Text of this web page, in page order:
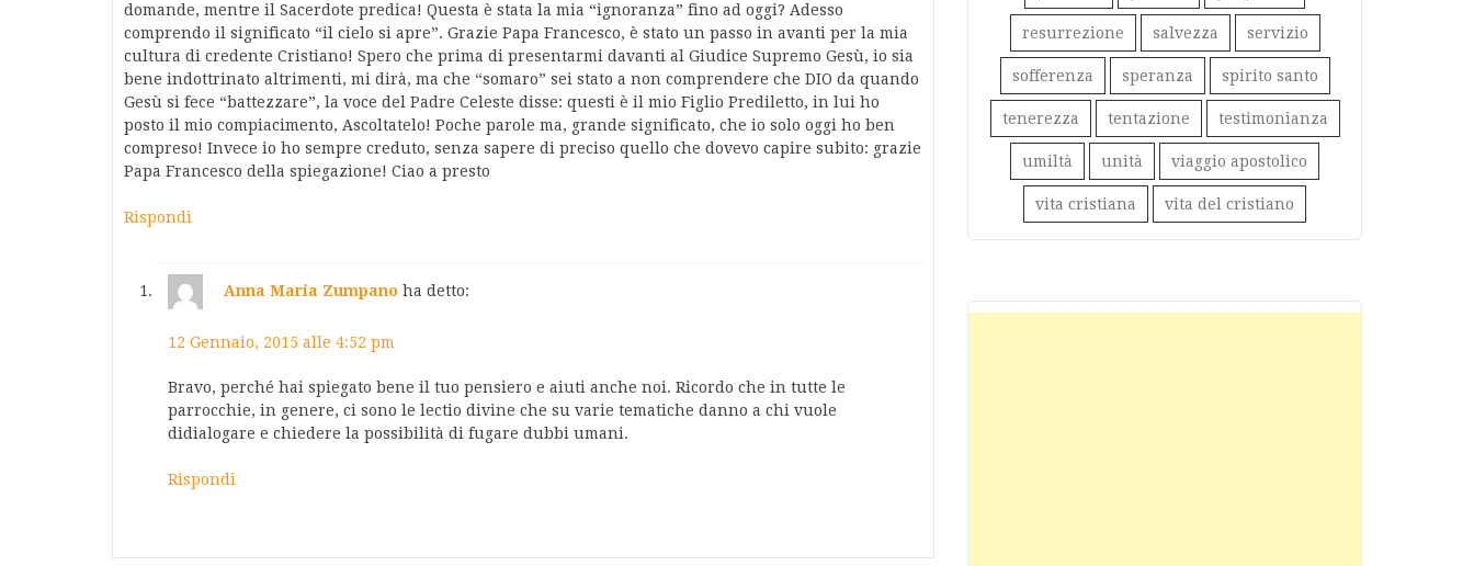
domande, mentre il Sacerdote predica! Questa è stata la mia “ignoranza” fino ad oggi? Adesso
comprendo il significato “il cielo si apre”. Grazie Papa Francesco, è stato un passo in avanti per la mia
cultura di credente Cristiano! Spero che prima di presentarmi davanti al Giudice Supremo Gesù, io sia
bene indottrinato altrimenti, mi dirà, ma che “somaro” sei stato a non comprendere che DIO da quando
Gesù si fece “battezzare”, la voce del Padre Celeste disse: questi è il mio Figlio Prediletto, in lui ho
posto il mio compiacimento, Ascoltatelo! Poche parole ma, grande significato, che io solo oggi ho ben
compreso! Invece io ho sempre creduto, senza sapere di preciso quello che dovevo capire subito: grazie
Papa Francesco della spiegazione! Ciao a presto
Rispondi
Anna Maria Zumpano ha detto:
12 Gennaio, 2015 alle 4:52 pm
Bravo, perché hai spiegato bene il tuo pensiero e aiuti anche noi. Ricordo che in tutte le
parrocchie, in genere, ci sono le lectio divine che su varie tematiche danno a chi vuole
didialogare e chiedere la possibilità di fugare dubbi umani.
Rispondi
resurrezione salvezza servizio
sofferenza speranza spirito santo
tenerezza tentazione testimonianza
umiltà unità viaggio apostolico
vita cristiana vita del cristiano